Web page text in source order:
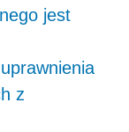
jest
z